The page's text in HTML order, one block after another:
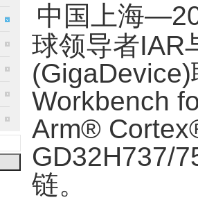
中国上海
球领导者IAR
Workbench
Arm®
GD32H737/
链。